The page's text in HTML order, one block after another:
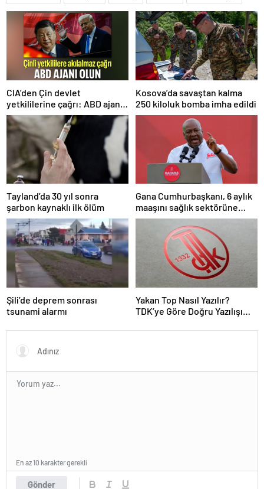
CIA’den Çin devlet
yetkililerine çağrı: ABD ajanı
olun
Kosova’da savaştan kalma
250 kiloluk bomba imha edildi
Tayland’da 30 yıl sonra
şarbon kaynaklı ilk ölüm
Gana Cumhurbaşkanı, 6 aylık
maaşını sağlık sektörüne
bağışladı
Şili’de deprem sonrası
tsunami alarmı
Yakan Top Nasıl Yazılır?
TDK’ye Göre Doğru Yazılışı
Gönder
En az 10 karakter gerekli